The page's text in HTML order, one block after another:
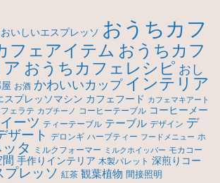
おいしいエスプレッソ おうちカフ
フェアイテム おうちカフ
おうちカフェレシピ おし
お酒 かわいいカップ インテリア
スプレッソマシン カフェフード カフェマキアート
ェラテ カプチーノ コーヒーテーブル コーヒーメー
ーツ ティーテーブル テーブル デザイン デ
ザート デロンギ ハーブティー フードメニュー ホ
タ ミルクフォーマー ミルクホイッパー モカコー
手作りインテリア 木製パレット 深煎りコー
プレッソ 紅茶 観葉植物 間接照明